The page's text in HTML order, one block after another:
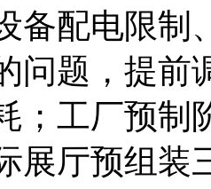
备配电限制
问题，提前
；工厂预制
展厅预组装